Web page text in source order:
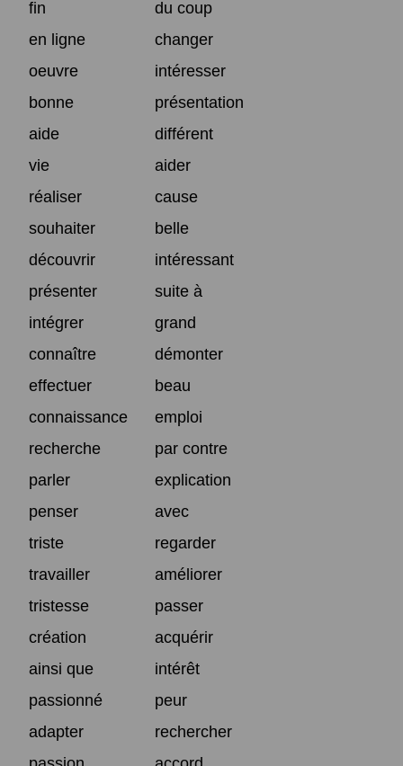
fin
du coup
en ligne
changer
oeuvre
intéresser
bonne
présentation
aide
différent
vie
aider
réaliser
cause
souhaiter
belle
découvrir
intéressant
présenter
suite à
intégrer
grand
connaître
démonter
effectuer
beau
connaissance
emploi
recherche
par contre
parler
explication
penser
avec
triste
regarder
travailler
améliorer
tristesse
passer
création
acquérir
ainsi que
intérêt
passionné
peur
adapter
rechercher